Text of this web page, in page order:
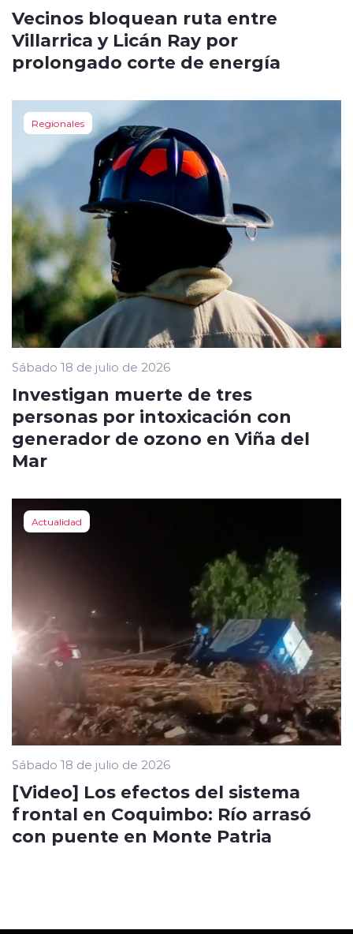
Vecinos bloquean ruta entre
Villarrica y Licán Ray por
prolongado corte de energía
Regionales
Sábado 18 de julio de 2026
Investigan muerte de tres
personas por intoxicación con
generador de ozono en Viña del
Mar
Actualidad
Sábado 18 de julio de 2026
[Video] Los efectos del sistema
frontal en Coquimbo: Río arrasó
con puente en Monte Patria